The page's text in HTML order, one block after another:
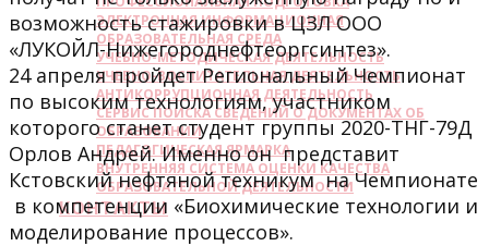
ЭЛЕКТРОННАЯ ИНФОРМАЦИОННАЯ
ОБРАЗОВАТЕЛЬНАЯ СРЕДА
УЧЕБНО-МЕТОДИЧЕСКАЯ ДЕЯТЕЛЬНОСТЬ
УЧЕБНО-ВОСПИТАТЕЛЬНАЯ ДЕЯТЕЛЬНОСТЬ
АНТИКОРРУПЦИОННАЯ ДЕЯТЕЛЬНОСТЬ
СЕРВИС ПОИСКА СВЕДЕНИЙ О ДОКУМЕНТАХ ОБ
ОБРАЗОВАНИИ
ПЕДАГОГИЧЕСКАЯ ЯРМАРКА
ВНУТРЕННЯЯ СИСТЕМА ОЦЕНКИ КАЧЕСТВА
ОБРАЗОВАТЕЛЬНОЙ ДЕЯТЕЛЬНОСТИ
КОНТАКТЫ
возможность стажировки в ЦЗЛ ООО
«ЛУКОЙЛ-Нижегороднефтеоргсинтез».
24 апреля пройдет Региональный Чемпионат
по высоким технологиям, участником
которого станет студент группы 2020-ТНГ-79Д
Орлов Андрей. Именно он представит
Кстовский нефтяной техникум на Чемпионате
в компетенции «Биохимические технологии и
моделирование процессов».